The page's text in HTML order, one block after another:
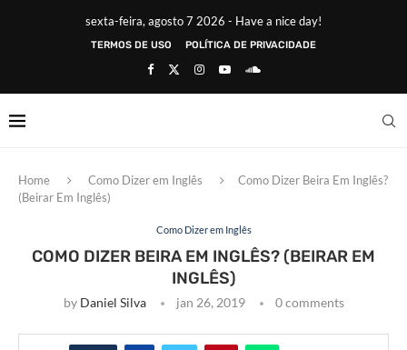
sexta-feira, agosto 7 2026 - Have a nice day!
TERMOS DE USO POLÍTICA DE PRIVACIDADE
Home Como Dizer em Inglês
Como Dizer Beira Em Inglês?
(Beirar Em Inglês)
Como Dizer em Inglês
COMO DIZER BEIRA EM INGLÊS? (BEIRAR EM
INGLÊS)
by Daniel Silva jan 26, 2019 0 comments